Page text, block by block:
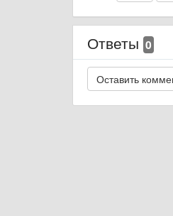
Ответы 0